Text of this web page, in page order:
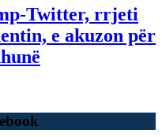
Twitter, rrjeti
e akuzon për